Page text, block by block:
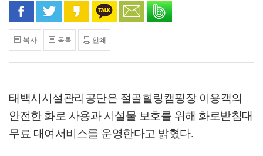
페이스북으로 공유
트위터로 공유카카오 스토리로 공유
카카오톡으로 공유
문자로 공유
복사 목록 인쇄
태백시시설관리공단은 절골힐링캠핑장 이용객의
안전한 화로 사용과 시설물 보호를 위해 화로받침대
무료 대여서비스를 운영한다고 밝혔다.